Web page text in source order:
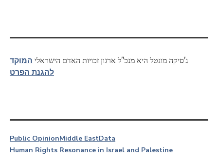
ג'סיקה מונטל היא מנכ"ל ארגון זכויות האדם הישראלי המוקד
להגנת הפרט
Public OpinionMiddle EastData
Human Rights Resonance in Israel and Palestine